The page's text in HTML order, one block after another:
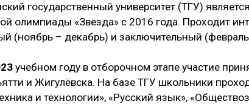
государственный университет (ТГУ)
олимпиады «Звезда» с 2016 года. Проходит
(ноябрь – декабрь) и заключительный
учебном году в отборочном этапе участие
и Жигулёвска. На базе ТГУ школьники
и технологии», «Русский язык»,